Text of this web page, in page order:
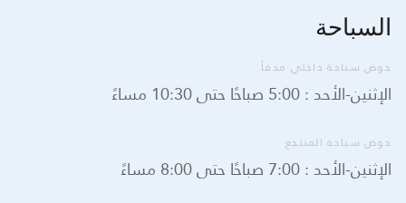
السباحة
حوض سباحة داخلي مدفأ
الإثنين-الأحد : 5:00 صباحًا حتى 10:30 مساءً
حوض سباحة المنتجع
الإثنين-الأحد : 7:00 صباحًا حتى 8:00 مساءً